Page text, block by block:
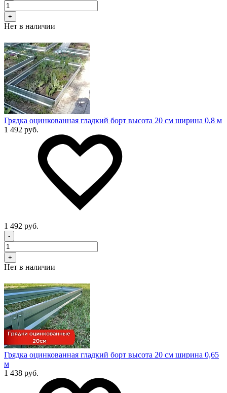
+
Нет в наличии
Грядка оцинкованная гладкий борт высота 20 см ширина 0,8 м
1 492 руб.
1 492 руб.
-
+
Нет в наличии
Грядка оцинкованная гладкий борт высота 20 см ширина 0,65
м
1 438 руб.